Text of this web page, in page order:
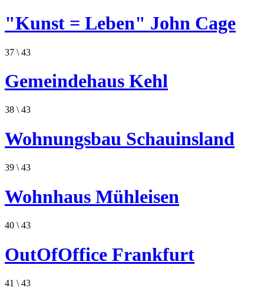
"Kunst = Leben" John Cage
37 \ 43
Gemeindehaus Kehl
38 \ 43
Wohnungsbau Schauinsland
39 \ 43
Wohnhaus Mühleisen
40 \ 43
OutOfOffice Frankfurt
41 \ 43